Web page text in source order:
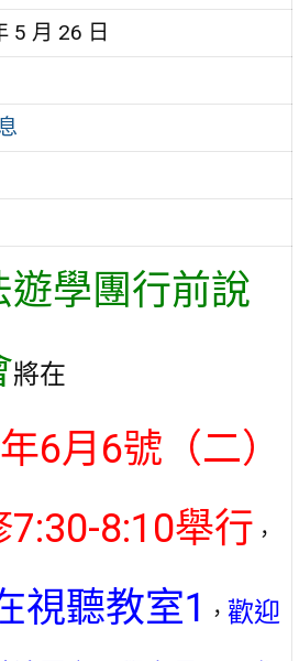
5 月 26 日
遊學團行前說
將在
6月6號（二）
7:30-8:10舉行 ，
視聽教室1 ，歡迎